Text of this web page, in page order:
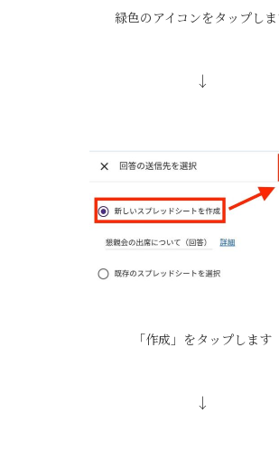
緑色のアイコンをタップし
↓
「作成」をタップします
↓